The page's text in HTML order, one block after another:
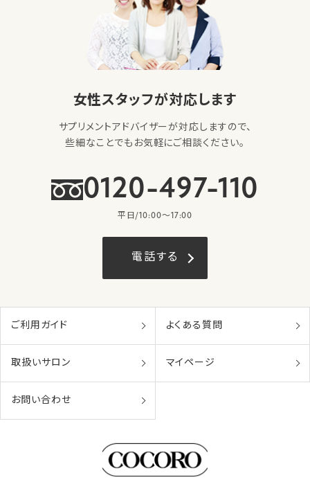
女性スタッフが対応します
サプリメントアドバイザーが対応しますので、
些細なことでもお気軽にご相談ください。
0120-497-110
平日/10:00〜17:00
電話する
ご利用ガイド よくある質問
取扱いサロン マイページ
お問い合わせ